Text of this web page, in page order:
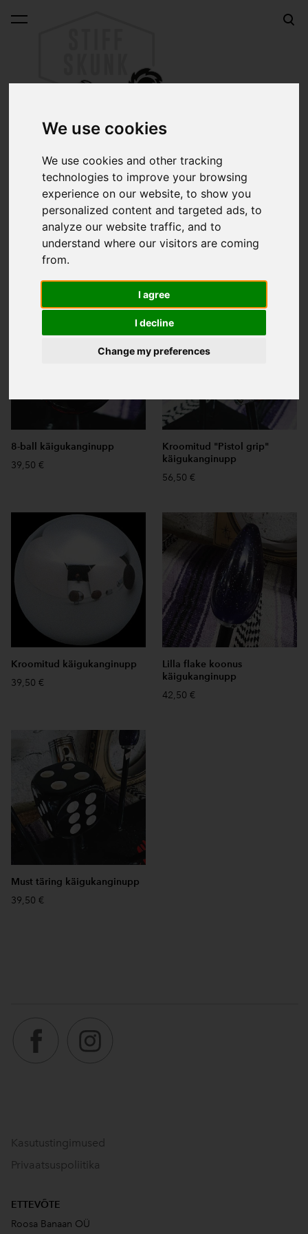
We use cookies
We use cookies and other tracking
technologies to improve your browsing
experience on our website, to show you
personalized content and targeted ads, to
analyze our website traffic, and to
understand where our visitors are coming
from.
I agree
I decline
Change my preferences
lisati ostukorvi.
Käigukanginupud
Sorteeri:
Otsing:
8-ball käigukanginupp
39,50 €
Kroomitud "Pistol grip"
käigukanginupp
56,50 €
Kroomitud käigukanginupp
39,50 €
Lilla flake koonus
käigukanginupp
42,50 €
Must täring käigukanginupp
39,50 €
Kasutustingimused
Privaatsuspoliitika
ETTEVÕTE
Roosa Banaan OÜ